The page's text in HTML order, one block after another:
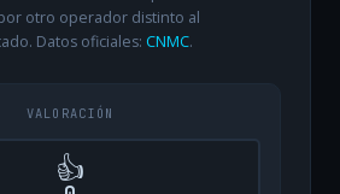
otro operador distinto al
Datos oficiales: CNMC.
VALORACIÓN
👍